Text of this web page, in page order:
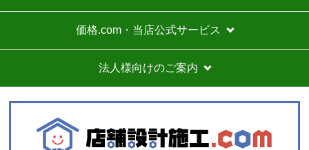
価格.com・当店公式サービス
法人様向けのご案内